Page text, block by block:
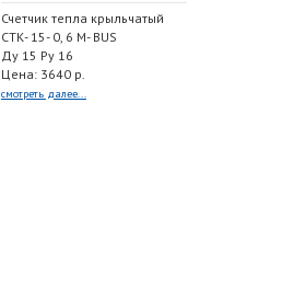
Счетчик тепла крыльчатый
СТК- 15- 0, 6 M- BUS
Ду 15 Ру 16
Цена: 3640 р.
смотреть далее...